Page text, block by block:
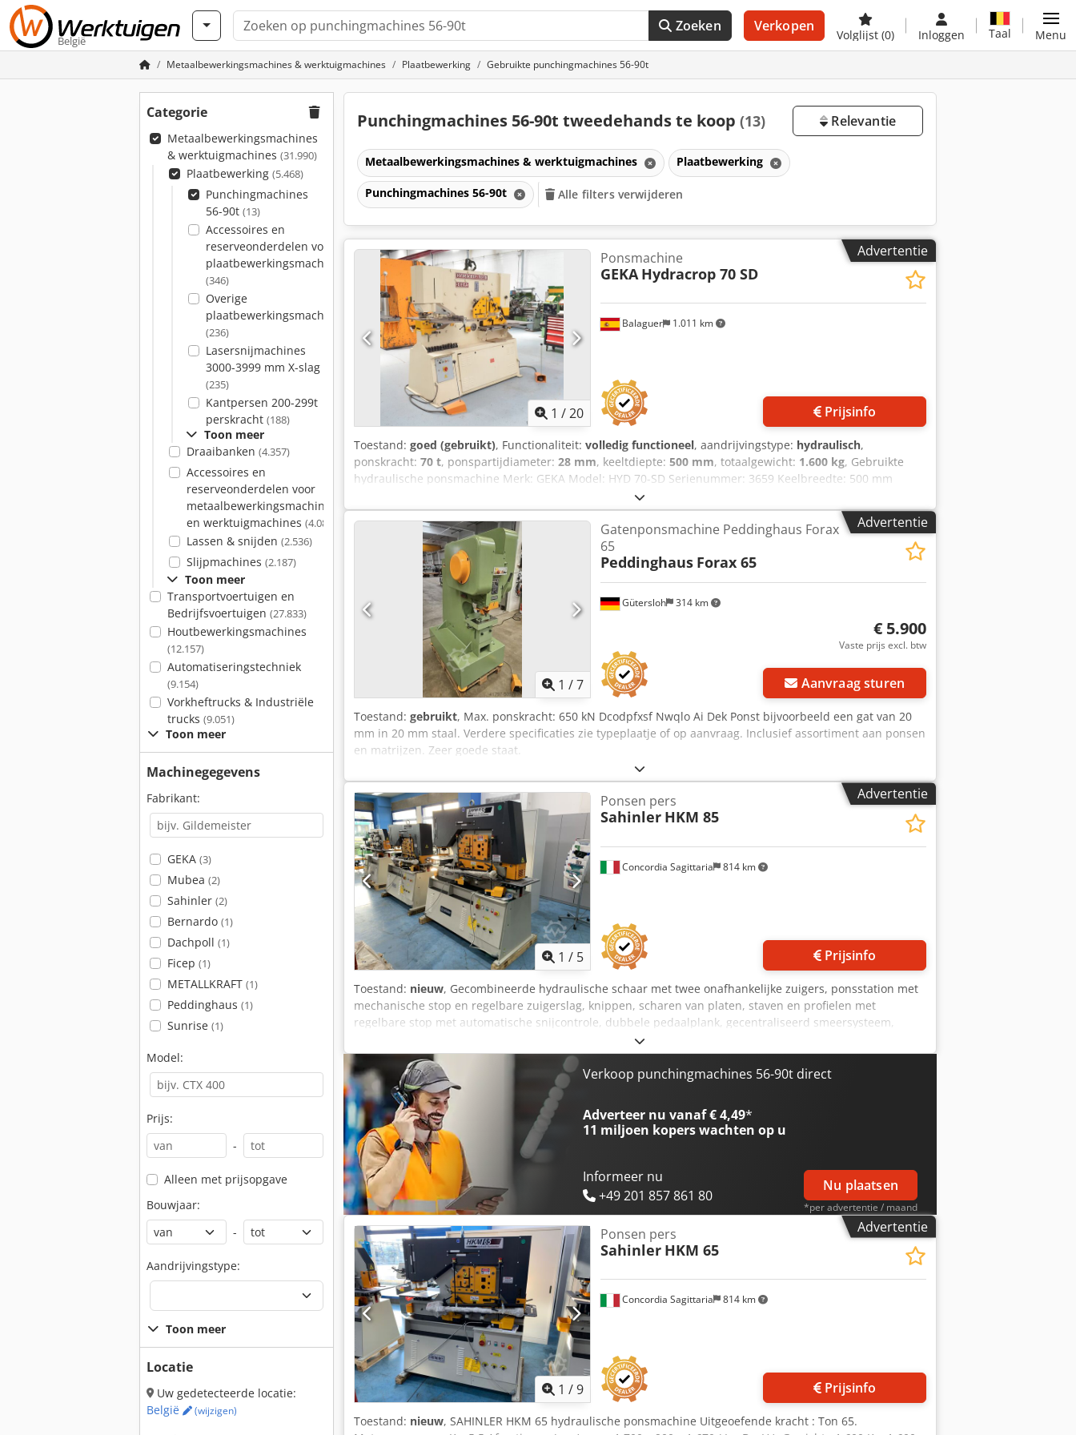
België
Zoeken Verkopen
Volglijst (0) Inloggen Taal Menu
Metaalbewerkingsmachines & werktuigmachines Plaatbewerking Gebruikte punchingmachines 56-90t
Categorie
Metaalbewerkingsmachines
& werktuigmachines (31.990)
Plaatbewerking (5.468)
Punchingmachines
56-90t (13)
Accessoires en
reserveonderdelen voor
plaatbewerkingsmachines
(346)
Overige
plaatbewerkingsmachines
(236)
Lasersnijmachines
3000-3999 mm X-slag
(235)
Kantpersen 200-299t
perskracht (188)
Toon meer
Draaibanken (4.357)
Accessoires en
reserveonderdelen voor
metaalbewerkingsmachines
en werktuigmachines (4.086)
Lassen & snijden (2.536)
Slijpmachines (2.187)
Toon meer
Transportvoertuigen en
Bedrijfsvoertuigen (27.833)
Houtbewerkingsmachines
(12.157)
Automatiseringstechniek
(9.154)
Vorkheftrucks & Industriële
trucks (9.051)
Toon meer
Machinegegevens
Fabrikant:
GEKA (3)
Mubea (2)
Sahinler (2)
Bernardo (1)
Dachpoll (1)
Ficep (1)
METALLKRAFT (1)
Peddinghaus (1)
Sunrise (1)
Model:
Prijs:
-
Alleen met prijsopgave
Bouwjaar:
-
Aandrijvingstype:
Toon meer
Locatie
Uw gedetecteerde locatie:
België
(wijzigen)
Punchingmachines 56-90t tweedehands te koop (13) Relevantie
Metaalbewerkingsmachines & werktuigmachines Plaatbewerking
Punchingmachines 56-90t Alle filters verwijderen
Advertentie
1 /20
Balaguer 1.011 km
Ponsmachine
GEKA Hydracrop 70 SD
Prijsinfo
Toestand: goed (gebruikt), Functionaliteit: volledig functioneel, aandrijvingstype: hydraulisch,
ponskracht: 70 t, ponspartijdiameter: 28 mm, keeltdiepte: 500 mm, totaalgewicht: 1.600 kg, Gebruikte
hydraulische ponsmachine Merk: GEKA Model: HYD 70-SD Serienummer: 3659 Keelbreedte: 500 mm
Snijcapaciteit: - L 90º: 130 x 130 x 13 mm - Plaat: 450 x 13 mm - Rond: 45 mm - Vierkant: 45 mm
Dcodpfxsznh She Ai Djk - Uitgesneden: 250 x 250 x 6 mm Maximale ponsdiameter: 28 x 20 mm Tonnen: 70
ton Inclusief ponsgereedschap en matrijzen, zoals te zien op de foto's. *De machine is volledig nagekeken
en verkeert in perfecte staat.
Advertentie
1 /7
Gütersloh 314 km
Gatenponsmachine Peddinghaus Forax
65
Peddinghaus Forax 65
€ 5.900
Vaste prijs excl. btw
Aanvraag sturen
Toestand: gebruikt, Max. ponskracht: 650 kN Dcodpfxsf Nwqlo Ai Dek Ponst bijvoorbeeld een gat van 20
mm in 20 mm staal. Verdere specificaties zie typeplaatje of op aanvraag. Inclusief assortiment aan ponsen
en matrijzen. Zeer goede staat.
Advertentie
1 / 5
Concordia Sagittaria 814 km
Ponsen pers
Sahinler HKM 85
Prijsinfo
Toestand: nieuw, Gecombineerde hydraulische schaar met twee onafhankelijke zuigers, ponsstation met
mechanische stop en regelbare zuigerslag, knippen, scharen van platen, staven en profielen met
regelbare stop met automatische snijcontrole, dubbele pedaalplank, gecentraliseerd smeersysteem,
werkverlichting. Machine geleverd met beveiligingen volgens CE regels, CE conformiteitsverklaring,
gebruikershandleiding. Vermogen : Ton 85. Motorvermogen : Kw 7,5 Afmetingen : mm 1.920 x 950 x 2.040 (
L x B x H ). Gewicht : 2.315 Kg: 2.315 Kg PONSEN : Ponsen capaciteit : mm Ø 33 x Dikte 20 mm. Diepte
uitsnijding: mm 355. Ponsen slag : mm 80. Werkhoogte : mm 1.080. SCHEREN : Platen : Dcodpfsggbt Sox Ai
Dok mm 380 x 20. mm 480 x 15. Lengte van de bladen : mm 482. Ronde staven : mm Ø 50. Vierkante
staven : mm 50. 90° hoekprofielen : 150 x 150 x 15 mm. Hoekprofielen onder 45°: mm 80 x 8. RANDEN :
Max dikte : mm 13. Breedte : mm 52. Diepte : mm 100. Werkhoogte : mm 940.
Verkoop punchingmachines 56-90t direct
Adverteer nu vanaf € 4,49*
11 miljoen koperswachten op u
Informeer nu
+49 201 857 861 80
Nu plaatsen
*per advertentie / maand
Advertentie
1 /9
Concordia Sagittaria 814 km
Ponsen pers
Sahinler HKM 65
Prijsinfo
Toestand: nieuw, SAHINLER HKM 65 hydraulische ponsmachine Uitgeoefende kracht : Ton 65.